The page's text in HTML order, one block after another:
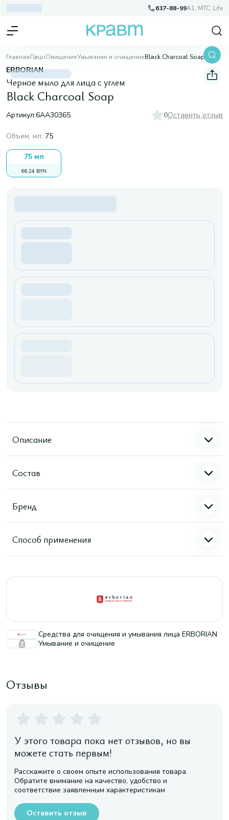
637-88-99A1, МТС, Life
ГлавнаяЛицоОчищениеУмывание и очищениеBlack Charcoal Soap
ERBORIAN
Черное мыло для лица с углем
Black Charcoal Soap
Артикул:6AA30365 0Оставить отзыв
Объем, мл: 75
75 мл
66,24 BYN
Описание
Состав
Бренд
Способ применения
Средства для очищения и умывания лица ERBORIAN
Умывание и очищение
Отзывы
У этого товара пока нет отзывов, но вы
можете стать первым!
Расскажите о своем опыте использования товара.
Обратите внимание на качество, удобство и
соответствие заявленным характеристикам
Оставить отзыв